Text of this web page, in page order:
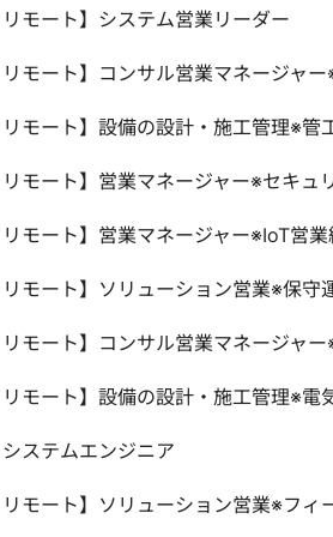
リモート】システム営業リーダー
リモート】コンサル営業マネージャ
リモート】設備の設計・施工管理※管
リモート】営業マネージャー※セキュ
リモート】営業マネージャー※IoT営
リモート】ソリューション営業※保守
リモート】コンサル営業マネージャ
リモート】設備の設計・施工管理※電
システムエンジニア
リモート】ソリューション営業※フィ